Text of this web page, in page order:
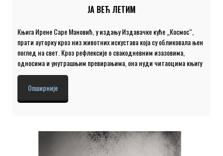
ЈА ВЕЋ ЛЕТИМ
Књига Ирене Саре Мановић, у издању Издавачке куће „Космос“,
прати ауторку кроз низ животних искустава која су обликовала њен
поглед на свет. Кроз рефлексије о свакодневним изазовима,
односима и унутрашњим превирањима, она нуди читаоцима књигу
која није само исповедног карактера, већ и социјално ангажована.
Њена нарација се не повлачи пред тешкоћама живота, већ их
истражује са јасним, снажним тоном. Ауторкин стил писања, пун
искрености и непопустљиве непосредности, чини ову књигу не само
наука и доцент на катедри економске дипломатије. Фото:
Приватна архива Ирене Саре Мановић […]
Опширније